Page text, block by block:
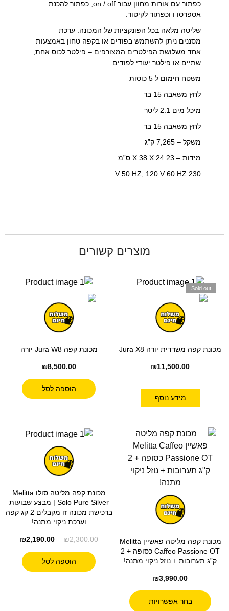
כפתור עם אורות מחוון עבור on / off, כפתור להכנת
אספרסו ו וכפתור לקיטור.
שליטה מלאה בכל הפונקציות של המכונה. ערכת
מסננים ניתן להשתמש בפודים או בקפה טחון באמצעות
אחד משלושת הפילטרים המצורפים – פילטר לכוס אחת,
שתיים או פילטר יעודי לפודים.
משטח חימום ל 5 כוסות
לחץ משאבה 15 בר
מיכל מים 2.1 ליטר
לחץ משאבה 15 בר
משקל – 7,265 ק”ג
מידות – 23 X 38 X 24 ס”מ
230 V 50 HZ; 120 V 60 HZ
מוצרים קשורים
Sold out
מכונת קפה משרדית יורה Jura X8
₪11,500.00
מידע נוסף
מכונת קפה Jura W8 יורה
₪8,500.00
הוספה לסל
מכונת קפה מליטה פאשיין Melitta
Caffeo Passione OT כסופה + 2
ק”ג תערובות + נוזל ניקוי מתנה!
₪3,990.00
בחר אפשרויות
מכונת קפה מליטה סולו Melitta
Solo Pure Silver | מבצע שבועות
ברכישת מכונה זו מקבלים 2 קג קפה
וערכת ניקוי מתנה!
₪2,300.00
₪2,190.00
הוספה לסל